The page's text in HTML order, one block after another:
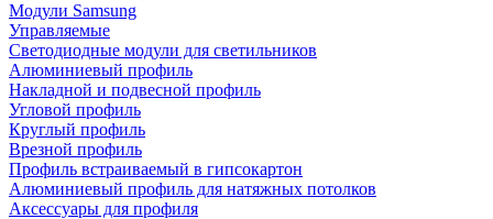
Модули Samsung
Управляемые
Светодиодные модули для светильников
Алюминиевый профиль
Накладной и подвесной профиль
Угловой профиль
Круглый профиль
Врезной профиль
Профиль встраиваемый в гипсокартон
Алюминиевый профиль для натяжных потолков
Аксессуары для профиля